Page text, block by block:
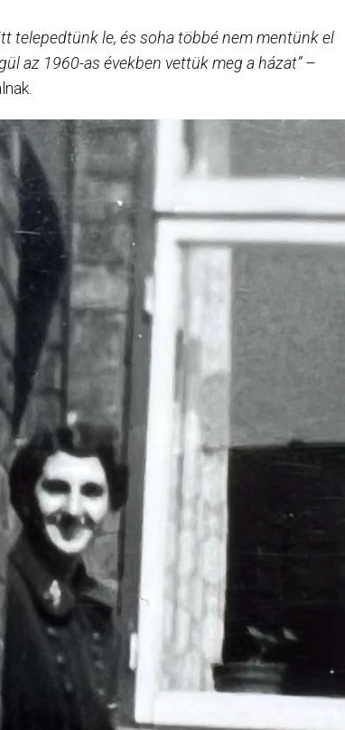
telepedtünk le, és soha többé nem mentünk el
az 1960-as években vettük meg a házat”–